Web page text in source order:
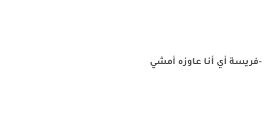
-فريسة أي أنا عاوزه أمشي